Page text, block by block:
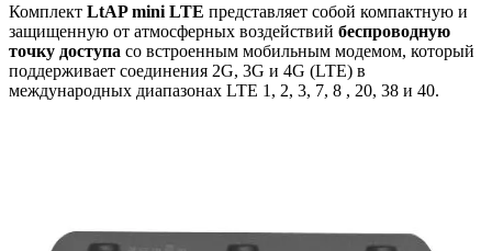
Комплект LtAP mini LTE представляет собой компактную и
защищенную от атмосферных воздействий беспроводную
точку доступа со встроенным мобильным модемом, который
поддерживает соединения 2G, 3G и 4G (LTE) в
международных диапазонах LTE 1, 2, 3, 7, 8 , 20, 38 и 40.